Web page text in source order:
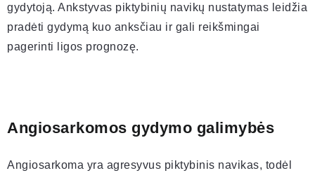
gydytoją. Ankstyvas piktybinių navikų nustatymas leidžia
pradėti gydymą kuo anksčiau ir gali reikšmingai
pagerinti ligos prognozę.
Angiosarkomos gydymo galimybės
Angiosarkoma yra agresyvus piktybinis navikas, todėl